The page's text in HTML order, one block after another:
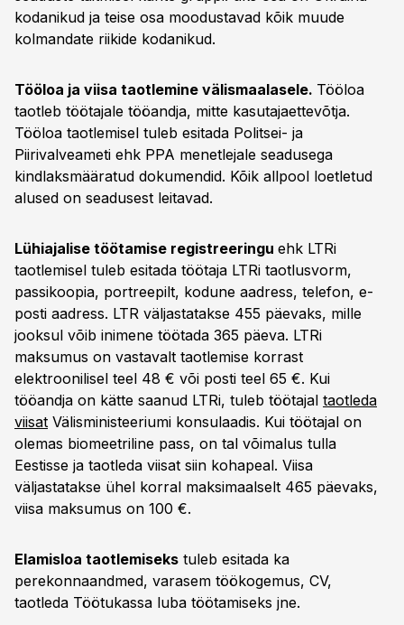
kodanikud ja teise osa moodustavad kõik muude
kolmandate riikide kodanikud.
Tööloa ja viisa taotlemine välismaalasele. Tööloa
taotleb töötajale tööandja, mitte kasutajaettevõtja.
Tööloa taotlemisel tuleb esitada Politsei- ja
Piirivalveameti ehk PPA menetlejale seadusega
kindlaksmääratud dokumendid. Kõik allpool loetletud
alused on seadusest leitavad.
Lühiajalise töötamise registreeringu ehk LTRi
taotlemisel tuleb esitada töötaja LTRi taotlusvorm,
passikoopia, portreepilt, kodune aadress, telefon, e-
posti aadress. LTR väljastatakse 455 päevaks, mille
jooksul võib inimene töötada 365 päeva. LTRi
maksumus on vastavalt taotlemise korrast
elektroonilisel teel 48 € või posti teel 65 €. Kui
tööandja on kätte saanud LTRi, tuleb töötajal taotleda
viisat Välisministeeriumi konsulaadis. Kui töötajal on
olemas biomeetriline pass, on tal võimalus tulla
Eestisse ja taotleda viisat siin kohapeal. Viisa
väljastatakse ühel korral maksimaalselt 465 päevaks,
viisa maksumus on 100 €.
Elamisloa taotlemiseks tuleb esitada ka
perekonnaandmed, varasem töökogemus, CV,
taotleda Töötukassa luba töötamiseks jne.